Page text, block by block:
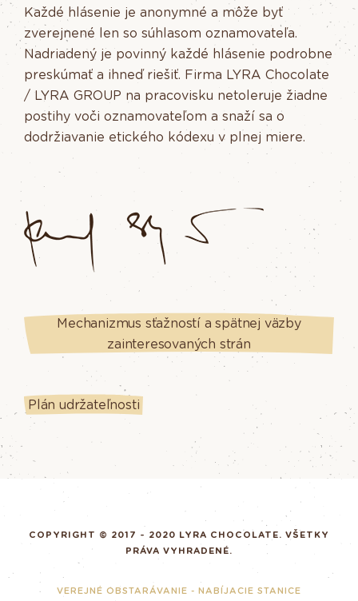
Každé hlásenie je anonymné a môže byť
zverejnené len so súhlasom oznamovateľa.
Nadriadený je povinný každé hlásenie podrobne
preskúmať a ihneď riešiť. Firma LYRA Chocolate
/ LYRA GROUP na pracovisku netoleruje žiadne
postihy voči oznamovateľom a snaží sa o
dodržiavanie etického kódexu v plnej miere.
Mechanizmus sťažností a spätnej väzby
zainteresovaných strán
Plán udržateľnosti
COPYRIGHT © 2017 - 2020 LYRA CHOCOLATE. VŠETKY
PRÁVA VYHRADENÉ.
VEREJNÉ OBSTARÁVANIE - NABÍJACIE STANICE